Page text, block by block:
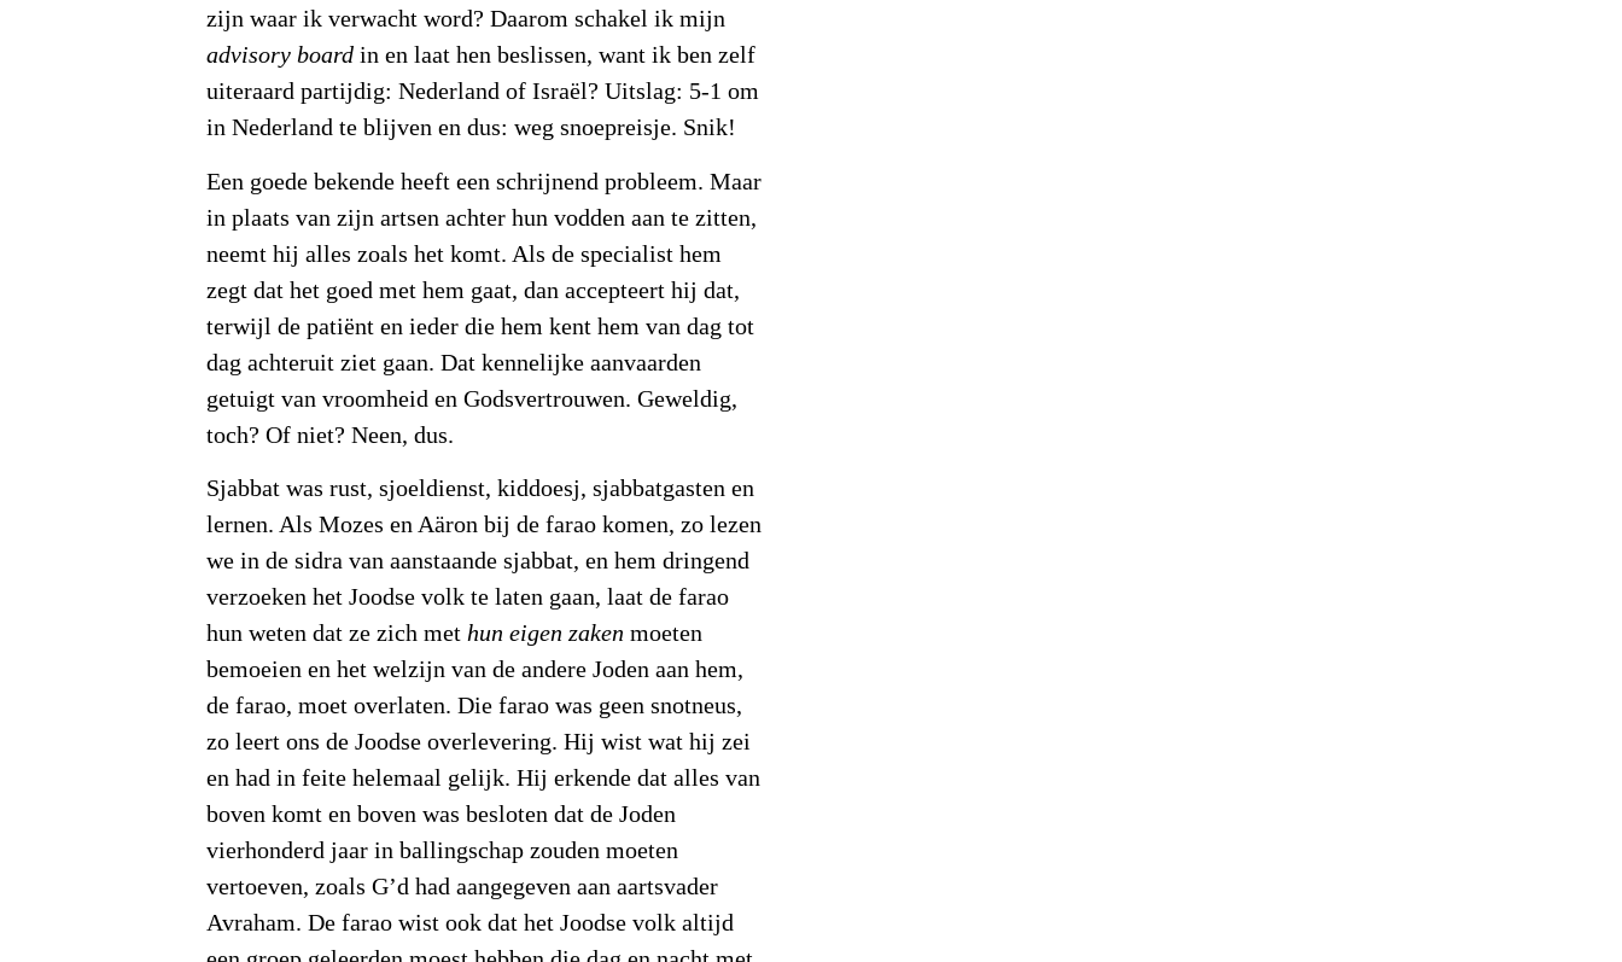
zijn waar ik verwacht word? Daarom schakel ik mijn
advisory board in en laat hen beslissen, want ik ben zelf
uiteraard partijdig: Nederland of Israël? Uitslag: 5-1 om
in Nederland te blijven en dus: weg snoepreisje. Snik!
Een goede bekende heeft een schrijnend probleem. Maar
in plaats van zijn artsen achter hun vodden aan te zitten,
neemt hij alles zoals het komt. Als de specialist hem
zegt dat het goed met hem gaat, dan accepteert hij dat,
terwijl de patiënt en ieder die hem kent hem van dag tot
dag achteruit ziet gaan. Dat kennelijke aanvaarden
getuigt van vroomheid en Godsvertrouwen. Geweldig,
toch? Of niet? Neen, dus.
Sjabbat was rust, sjoeldienst, kiddoesj, sjabbatgasten en
lernen. Als Mozes en Aäron bij de farao komen, zo lezen
we in de sidra van aanstaande sjabbat, en hem dringend
verzoeken het Joodse volk te laten gaan, laat de farao
hun weten dat ze zich methun eigen zaken moeten
bemoeien en het welzijn van de andere Joden aan hem,
de farao, moet overlaten. Die farao was geen snotneus,
zo leert ons de Joodse overlevering. Hij wist wat hij zei
en had in feite helemaal gelijk. Hij erkende dat alles van
boven komt en boven was besloten dat de Joden
vierhonderd jaar in ballingschap zouden moeten
vertoeven, zoals G’d had aangegeven aan aartsvader
Avraham. De farao wist ook dat het Joodse volk altijd